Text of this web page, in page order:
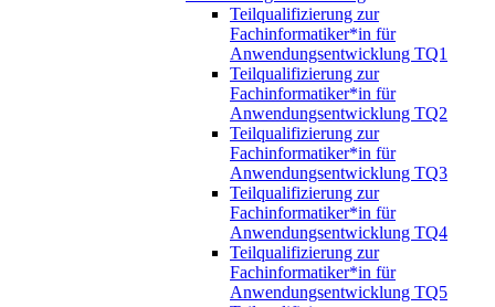
Teilqualifizierung zur
Fachinformatiker*in für
Anwendungsentwicklung TQ1
Teilqualifizierung zur
Fachinformatiker*in für
Anwendungsentwicklung TQ2
Teilqualifizierung zur
Fachinformatiker*in für
Anwendungsentwicklung TQ3
Teilqualifizierung zur
Fachinformatiker*in für
Anwendungsentwicklung TQ4
Teilqualifizierung zur
Fachinformatiker*in für
Anwendungsentwicklung TQ5